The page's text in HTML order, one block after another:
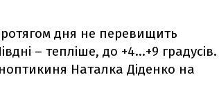
дня не перевищить
– тепліше, до +4…+9 градусів.
Наталка Діденко на